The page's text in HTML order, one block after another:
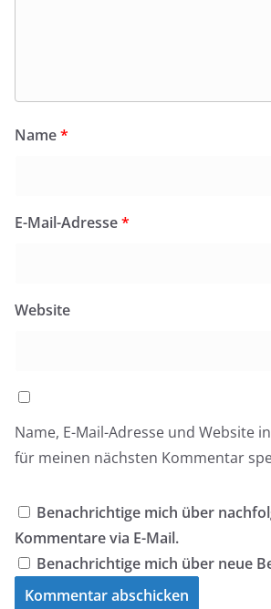
Name*
E-Mail-Adresse*
Website
Name, E-Mail-Adresse und Website
für meinen nächsten Kommentar
Benachrichtige mich über
Kommentare via E-Mail.
Benachrichtige mich über neue